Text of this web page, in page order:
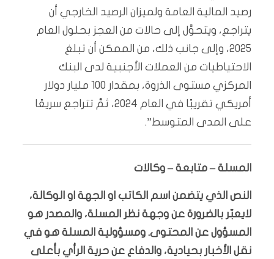
رصيد المالية العامة ولميزان الرصيد الخارجي أن
يتراجع، ويتحوَّل إلى حالات من العجز بحلول العام
2025، وإلى جانب ذلك، من الممكن أن تبلغ
الاحتياطيات من العملات الأجنبية لدى البنك
المركزي مستوى الذروة، بمقدار 100 مليار دولار
أمريكي تقريبًا في العام 2024، ثمَّ تتراجع سريعًا
على المدى المتوسط”.
المسلة – متابعة – وكالات
النص الذي يتضمن اسم الكاتب او الجهة او الوكالة،
لايعبّر بالضرورة عن وجهة نظر المسلة، والمصدر هو
المسؤول عن المحتوى. ومسؤولية المسلة هو في
نقل الأخبار بحيادية، والدفاع عن حرية الرأي بأعلى